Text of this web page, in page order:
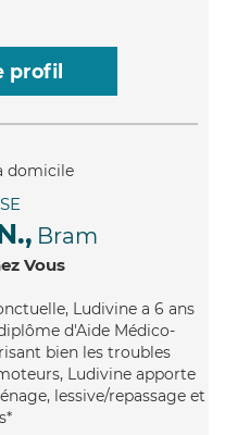
profil
Bram
Vous
Ludivine a 6 ans
d'Aide Médico-
bien les troubles
Ludivine apporte
lessive/repassage et